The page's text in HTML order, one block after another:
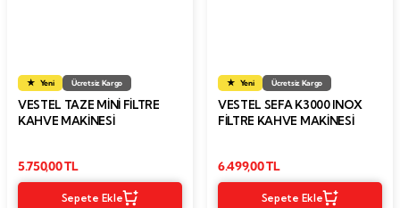
Yeni Ücretsiz Kargo
VESTEL TAZE MİNİ FİLTRE
KAHVE MAKİNESİ
5.750,00 TL
Sepete Ekle
Yeni Ücretsiz Kargo
VESTEL SEFA K3000 INOX
FILTRE KAHVE MAKINESI
6.499,00 TL
Sepete Ekle